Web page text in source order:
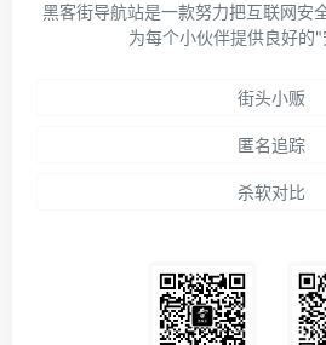
黑客街导航站是一款努力把互联网安
为每个小伙伴提供良好的"
街头小贩
匿名追踪
杀软对比